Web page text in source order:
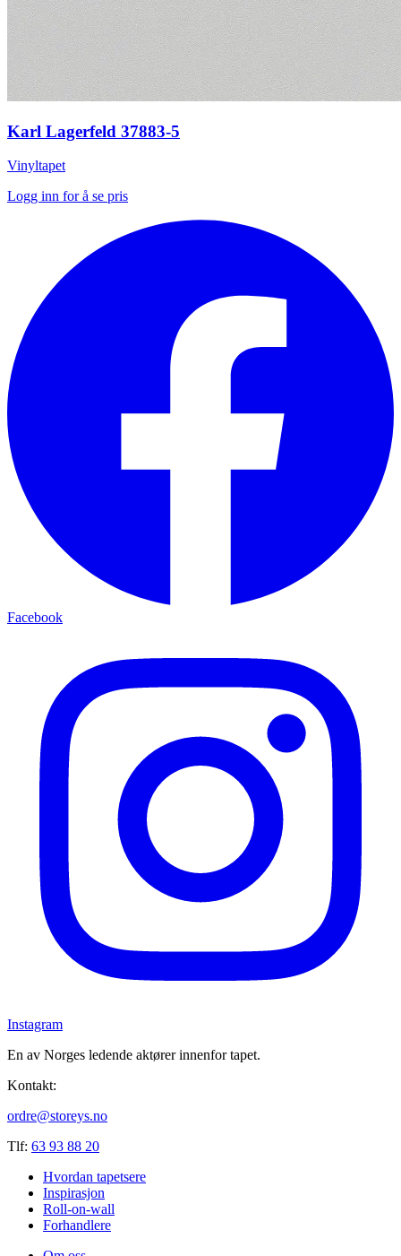
Karl Lagerfeld 37883-5
Vinyltapet
Logg inn for å se pris
Facebook
Instagram
En av Norges ledende aktører innenfor tapet.
Kontakt:
ordre@storeys.no
Tlf: 63 93 88 20
Hvordan tapetsere
Inspirasjon
Roll-on-wall
Forhandlere